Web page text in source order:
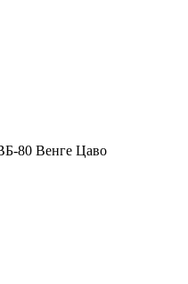
80 Венге Цаво